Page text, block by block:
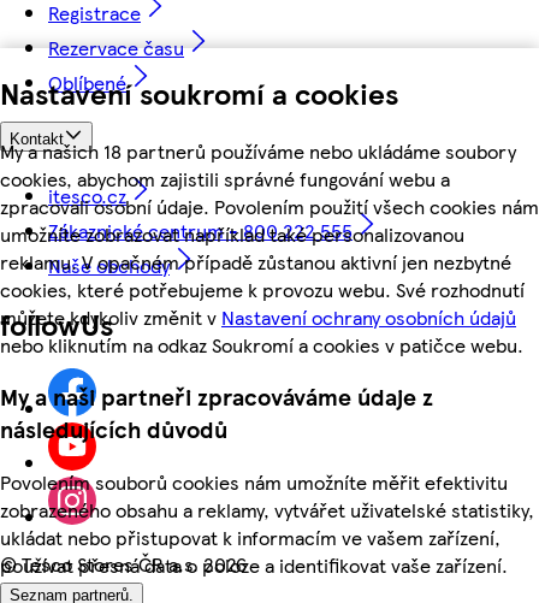
Nastavení soukromí a cookies
My a našich 18 partnerů používáme nebo ukládáme soubory
cookies, abychom zajistili správné fungování webu a
zpracovali osobní údaje. Povolením použití všech cookies nám
umožníte zobrazovat například také personalizovanou
reklamu. V opačném případě zůstanou aktivní jen nezbytné
cookies, které potřebujeme k provozu webu. Své rozhodnutí
můžete kdykoliv změnit v Nastavení ochrany osobních údajů
nebo kliknutím na odkaz Soukromí a cookies v patičce webu.
My a naši partneři zpracováváme údaje z
následujících důvodů
Povolením souborů cookies nám umožníte měřit efektivitu
zobrazeného obsahu a reklamy, vytvářet uživatelské statistiky,
ukládat nebo přistupovat k informacím ve vašem zařízení,
používat přesná data o poloze a identifikovat vaše zařízení.
Seznam partnerů.
Registrace
Rezervace času
Oblíbené
Kontakt
itesco.cz
Zákaznické centrum - 800 222 555
Naše obchody
followUs
©Tesco Stores ČR a.s. 2026